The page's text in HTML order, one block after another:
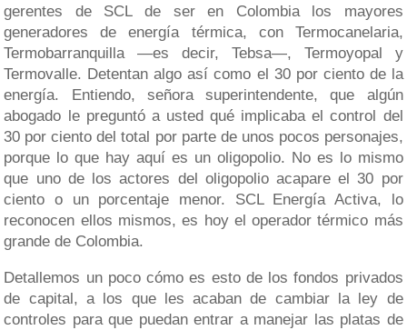
gerentes de SCL de ser en Colombia los mayores
generadores de energía térmica, con Termocanelaria,
Termobarranquilla —es decir, Tebsa—, Termoyopal y
Termovalle. Detentan algo así como el 30 por ciento de la
energía. Entiendo, señora superintendente, que algún
abogado le preguntó a usted qué implicaba el control del
30 por ciento del total por parte de unos pocos personajes,
porque lo que hay aquí es un oligopolio. No es lo mismo
que uno de los actores del oligopolio acapare el 30 por
ciento o un porcentaje menor. SCL Energía Activa, lo
reconocen ellos mismos, es hoy el operador térmico más
grande de Colombia.
Detallemos un poco cómo es esto de los fondos privados
de capital, a los que les acaban de cambiar la ley de
controles para que puedan entrar a manejar las platas de